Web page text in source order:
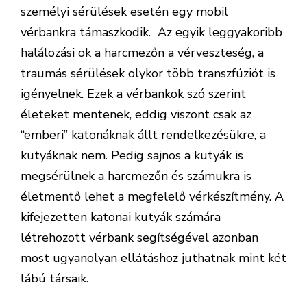
személyi sérülések esetén egy mobil
vérbankra támaszkodik. Az egyik leggyakoribb
halálozási ok a harcmezőn a vérveszteség, a
traumás sérülések olykor több transzfúziót is
igényelnek. Ezek a vérbankok szó szerint
életeket mentenek, eddig viszont csak az
“emberi” katonáknak állt rendelkezésükre, a
kutyáknak nem. Pedig sajnos a kutyák is
megsérülnek a harcmezőn és számukra is
életmentő lehet a megfelelő vérkészítmény. A
kifejezetten katonai kutyák számára
létrehozott vérbank segítségével azonban
most ugyanolyan ellátáshoz juthatnak mint két
lábú társaik.